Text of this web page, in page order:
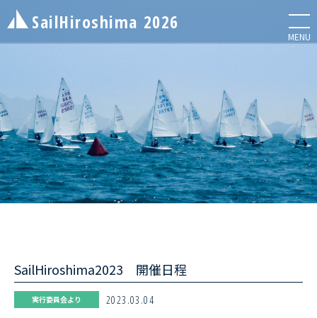
SailHiroshima 2026
MENU
メニ
NEWS お知らせ
INFORMATION
SailHiroshima2023 開催日程
実行委員会より 2023.03.04